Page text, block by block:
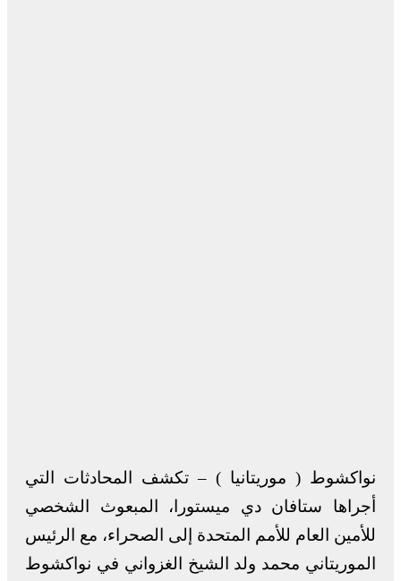
نواكشوط ( موريتانيا ) – تكشف المحادثات التي
أجراها ستافان دي ميستورا، المبعوث الشخصي
للأمين العام للأمم المتحدة إلى الصحراء، مع الرئيس
الموريتاني محمد ولد الشيخ الغزواني في نواكشوط